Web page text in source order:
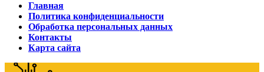
Главная
Политика конфиденциальности
Обработка персональных данных
Контакты
Карта сайта